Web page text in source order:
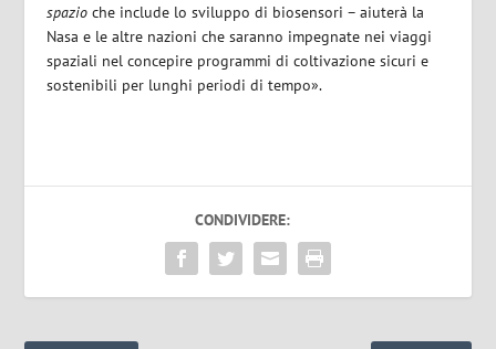
spazioche include lo sviluppo di biosensori – aiuterà la
Nasa e le altre nazioni che saranno impegnate nei viaggi
spaziali nel concepire programmi di coltivazione sicuri e
sostenibili per lunghi periodi di tempo».
CONDIVIDERE: